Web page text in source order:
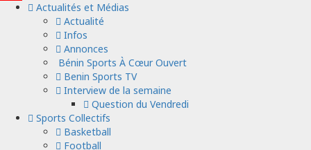
YouTubeActualités et Médias
Actualité
Infos
Annonces
Bénin Sports À Cœur Ouvert
Benin Sports TV
Interview de la semaine
Question du Vendredi
Sports Collectifs
Basketball
Football